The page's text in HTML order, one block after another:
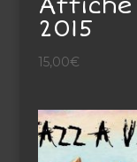
Affiche
2015
15,00€